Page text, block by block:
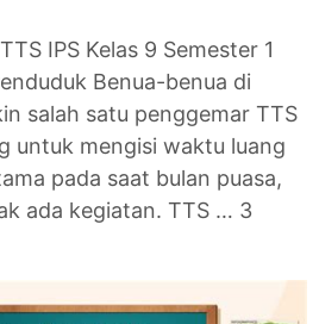
IPS Kelas 9 Semester 1
Benua-benua di
salah satu penggemar TTS
untuk mengisi waktu luang
pada saat bulan puasa,
ada kegiatan. TTS … 3